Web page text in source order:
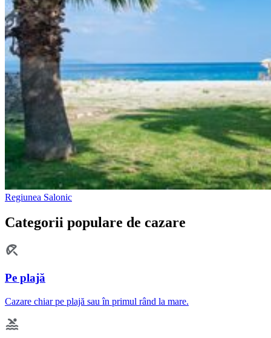
Regiunea Salonic
Categorii populare de cazare
Pe plajă
Cazare chiar pe plajă sau în primul rând la mare.